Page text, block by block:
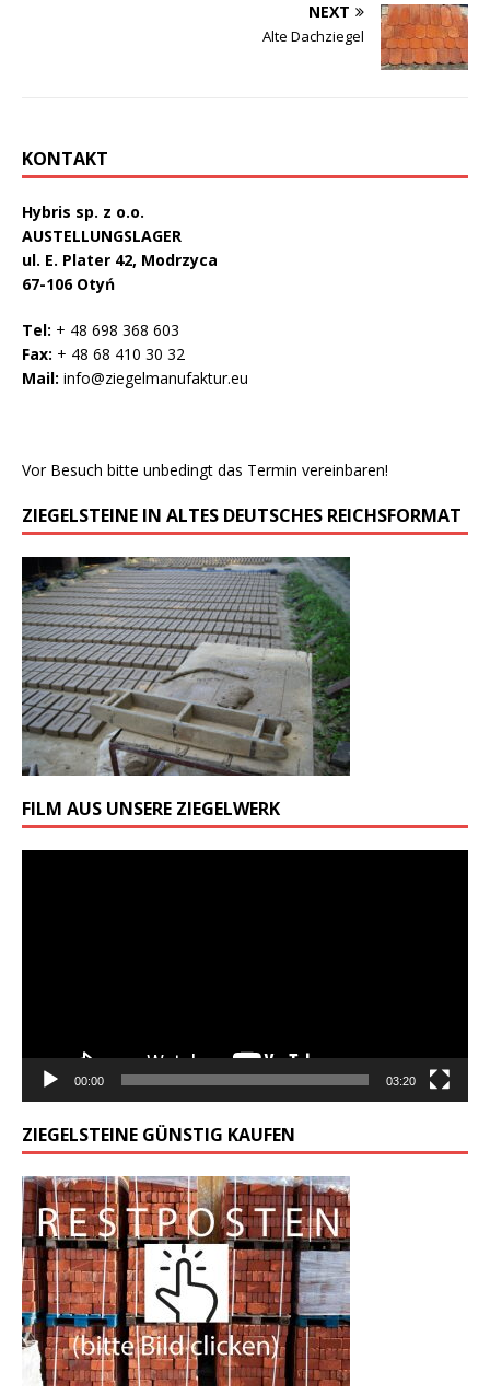
NEXT
Alte Dachziegel
KONTAKT
Hybris sp. z o.o.
AUSTELLUNGSLAGER
ul. E. Plater 42, Modrzyca
67-106 Otyń
Tel: + 48 698 368 603
Fax: + 48 68 410 30 32
Mail: info@ziegelmanufaktur.eu
Vor Besuch bitte unbedingt das Termin vereinbaren!
ZIEGELSTEINE IN ALTES DEUTSCHES REICHSFORMAT
FILM AUS UNSERE ZIEGELWERK
00:00 03:20
ZIEGELSTEINE GÜNSTIG KAUFEN